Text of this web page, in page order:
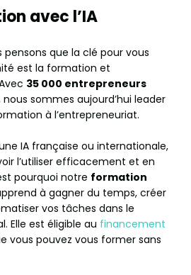
avec l’IA
pensons que la clé pour vous
est la formation et
35 000 entrepreneurs
nous sommes aujourd’hui leader
à l’entrepreneuriat.
IA française ou internationale,
l’utiliser efficacement et en
pourquoi notre formation
à gagner du temps, créer
vos tâches dans le
Elle est éligible au financement
vous pouvez vous former sans